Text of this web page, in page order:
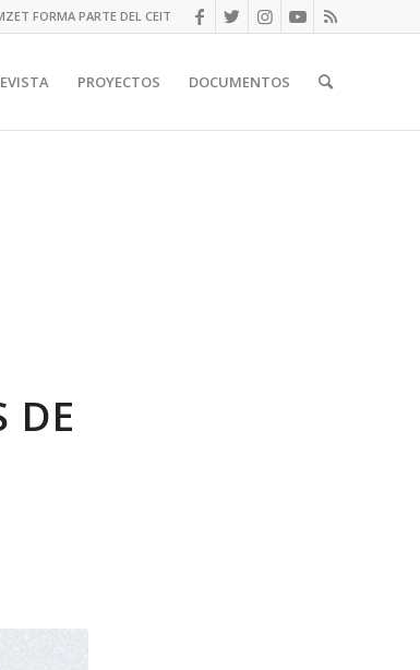
FORMA PARTE DEL CEIT
PROYECTOS DOCUMENTOS
DE